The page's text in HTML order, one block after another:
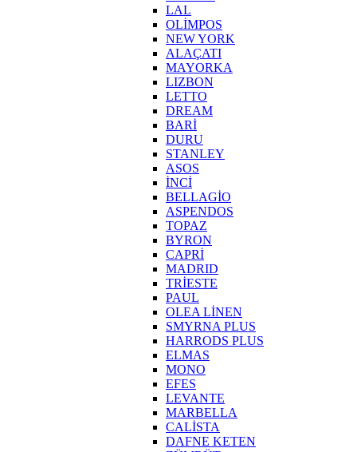
LAL
OLİMPOS
NEW YORK
ALAÇATI
MAYORKA
LIZBON
LETTO
DREAM
BARİ
DURU
STANLEY
ASOS
İNCİ
BELLAGİO
ASPENDOS
TOPAZ
BYRON
CAPRİ
MADRID
TRİESTE
PAUL
OLEA LİNEN
SMYRNA PLUS
HARRODS PLUS
ELMAS
MONO
EFES
LEVANTE
MARBELLA
CALİSTA
DAFNE KETEN